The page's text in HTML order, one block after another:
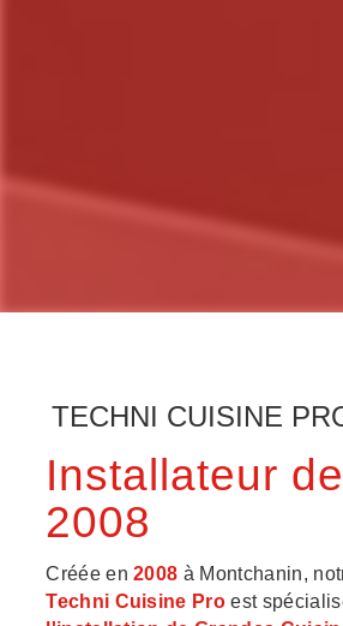
TECHNI CUISINE
Installateur
2008
Créée en2008 à Montchanin,
Techni Cuisine Pro est